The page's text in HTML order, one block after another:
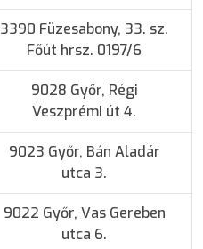
3390 Füzesabony, 33. sz.
Főút hrsz. 0197/6
9028 Győr, Régi
Veszprémi út 4.
9023 Győr, Bán Aladár
utca 3.
9022 Győr, Vas Gereben
utca 6.